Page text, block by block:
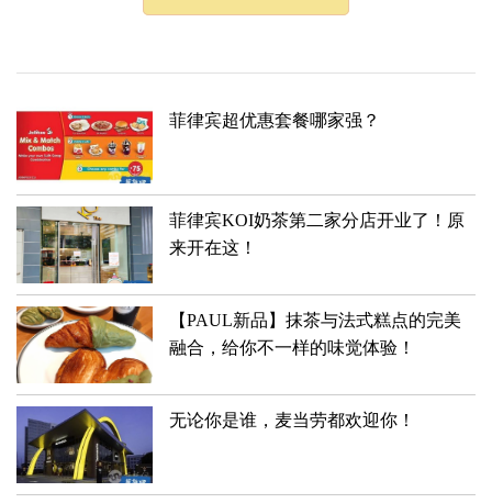
菲律宾超优惠套餐哪家强？
菲律宾KOI奶茶第二家分店开业了！原
来开在这！
【PAUL新品】抹茶与法式糕点的完美
融合，给你不一样的味觉体验！
无论你是谁，麦当劳都欢迎你！